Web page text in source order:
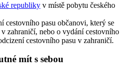
republiky v místě pobytu českého
cestovního pasu občanovi, který se
zahraničí, nebo o vydání cestovního
cestovního pasu v zahraničí.
mít s sebou